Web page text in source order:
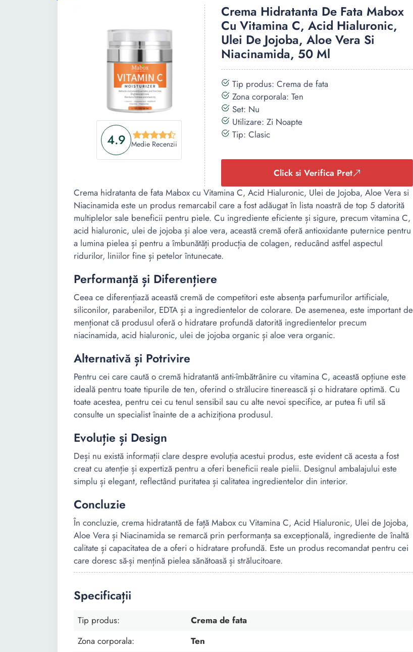
4.9 Medie Recenzii
Crema Hidratanta De Fata Mabox
Cu Vitamina C, Acid Hialuronic,
Ulei De Jojoba, Aloe Vera Si
Niacinamida, 50 Ml
Tip produs: Crema de fata
Zona corporala: Ten
Set: Nu
Utilizare: Zi Noapte
Tip: Clasic
Click si Verifica Pret
Crema hidratanta de fata Mabox cu Vitamina C, Acid Hialuronic, Ulei de Jojoba, Aloe Vera si
Niacinamida este un produs remarcabil care a fost adăugat în lista noastră de top 5 datorită
multiplelor sale beneficii pentru piele. Cu ingrediente eficiente și sigure, precum vitamina C,
acid hialuronic, ulei de jojoba și aloe vera, această cremă oferă antioxidante puternice pentru
a lumina pielea și pentru a îmbunătăți producția de colagen, reducând astfel aspectul
ridurilor, liniilor fine și petelor întunecate.
Performanță și Diferențiere
Ceea ce diferențiază această cremă de competitori este absența parfumurilor artificiale,
siliconilor, parabenilor, EDTA și a ingredientelor de colorare. De asemenea, este important de
menționat că produsul oferă o hidratare profundă datorită ingredientelor precum
niacinamida, acid hialuronic, ulei de jojoba organic și aloe vera organic.
Alternativă și Potrivire
Pentru cei care caută o cremă hidratantă anti-îmbătrânire cu vitamina C, această opțiune este
ideală pentru toate tipurile de ten, oferind o strălucire tinerească și o hidratare optimă. Cu
toate acestea, pentru cei cu tenul sensibil sau cu alte nevoi specifice, ar putea fi util să
consulte un specialist înainte de a achiziționa produsul.
Evoluție și Design
Deși nu există informații clare despre evoluția acestui produs, este evident că acesta a fost
creat cu atenție și expertiză pentru a oferi beneficii reale pielii. Designul ambalajului este
simplu și elegant, reflectând puritatea și calitatea ingredientelor din interior.
Concluzie
În concluzie, crema hidratantă de față Mabox cu Vitamina C, Acid Hialuronic, Ulei de Jojoba,
Aloe Vera și Niacinamida se remarcă prin performanța sa excepțională, ingrediente de înaltă
calitate și capacitatea de a oferi o hidratare profundă. Este un produs recomandat pentru cei
care doresc să-și mențină pielea sănătoasă și strălucitoare.
Specificații
Tip produs:
Crema de fata
Zona corporala:
Ten